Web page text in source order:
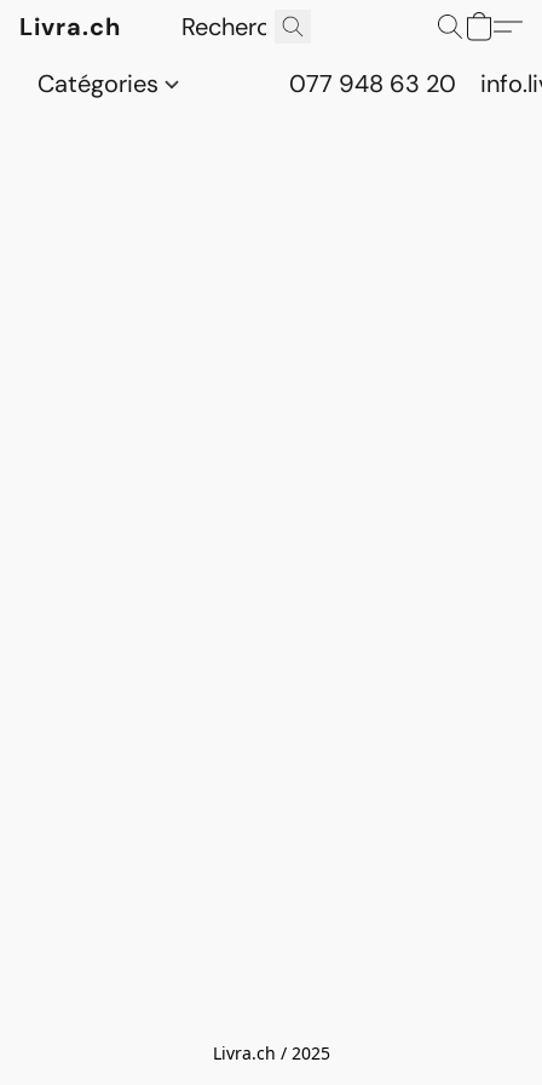
Livra.ch
Catégories
077 948 63 20
Livra.ch / 2025